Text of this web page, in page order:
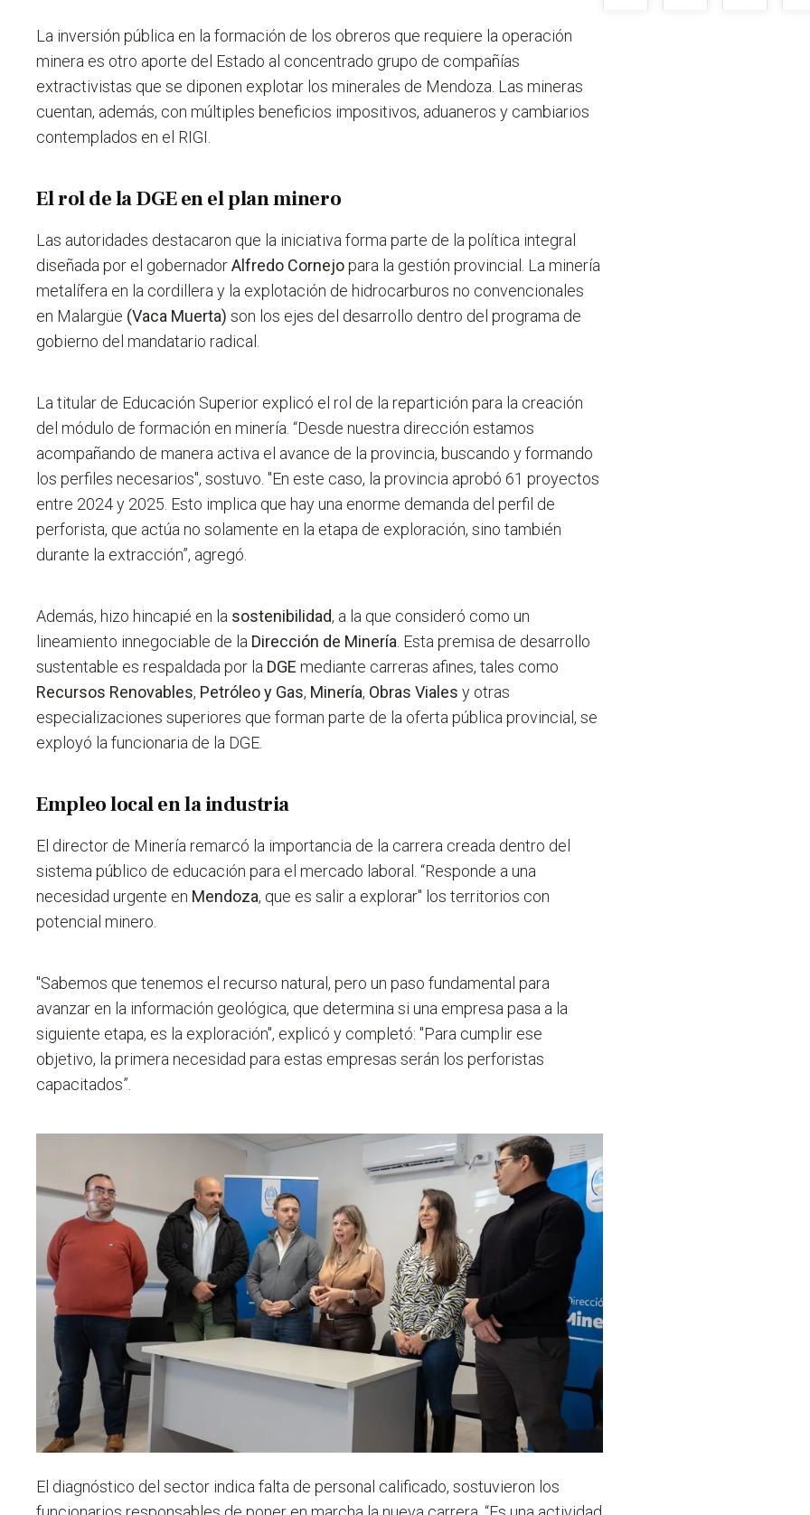
La inversión pública en la formación de los obreros que requiere la operación
minera es otro aporte del Estado al concentrado grupo de compañías
extractivistas que se diponen explotar los minerales de Mendoza. Las mineras
cuentan, además, con múltiples beneficios impositivos, aduaneros y cambiarios
contemplados en el RIGI.
El rol de la DGE en el plan minero
Las autoridades destacaron que la iniciativa forma parte de la política integral
diseñada por el gobernadorAlfredo Cornejopara la gestión provincial. La minería
metalífera en la cordillera y la explotación de hidrocarburos no convencionales
en Malargüe (Vaca Muerta) son los ejes del desarrollo dentro del programa de
gobierno del mandatario radical.
La titular de Educación Superior explicó el rol de la repartición para la creación
del módulo de formación en minería. “Desde nuestra dirección estamos
acompañando de manera activa el avance de la provincia, buscando y formando
los perfiles necesarios", sostuvo. "En este caso, la provincia aprobó 61 proyectos
entre 2024 y 2025. Esto implica que hay una enorme demanda del perfil de
perforista, que actúa no solamente en la etapa de exploración, sino también
durante la extracción”, agregó.
Además, hizo hincapié en la sostenibilidad, a la que consideró como un
lineamiento innegociable de la Dirección de Minería. Esta premisa de desarrollo
sustentable es respaldada por la DGE mediante carreras afines, tales como
Recursos Renovables, Petróleo y Gas, Minería, Obras Viales y otras
especializaciones superiores que forman parte de la oferta pública provincial, se
exployó la funcionaria de la DGE.
Empleo local en la industria
El director de Minería remarcó la importancia de la carrera creada dentro del
sistema público de educación para el mercado laboral. “Responde a una
necesidad urgente en Mendoza, que es salir a explorar" los territorios con
potencial minero.
"Sabemos que tenemos el recurso natural, pero un paso fundamental para
avanzar en la información geológica, que determina si una empresa pasa a la
siguiente etapa, es la exploración", explicó y completó: "Para cumplir ese
objetivo, la primera necesidad para estas empresas serán los perforistas
capacitados”.
El diagnóstico del sector indica falta de personal calificado, sostuvieron los